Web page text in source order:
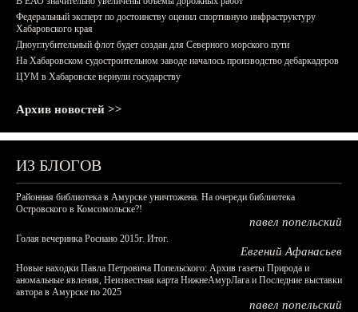
Федеральный эксперт по достоинству оценил спортивную инфраструктуру
Хабаровского края
Дноуглубительный флот будет создан для Северного морского пути
На Хабаровском судостроительном заводе началось производство дебаркадеров
ЦУМ в Хабаровске вернули государству
Архив новостей >>
ИЗ БЛОГОВ
Районная библиотека в Амурске уничтожена. На очереди библиотека
Островского в Комсомольске?!
павел попельский
Голая вечеринка Роснано 2015г. Итог.
Евгений Афанасьев
Новые находки Павла Петровича Попельского: Архив газеты Природа и
аномальные явления, Неизвестная карта НижнеАмурЛага и Последние выставки
автора в Амурске по 2025
павел попельский